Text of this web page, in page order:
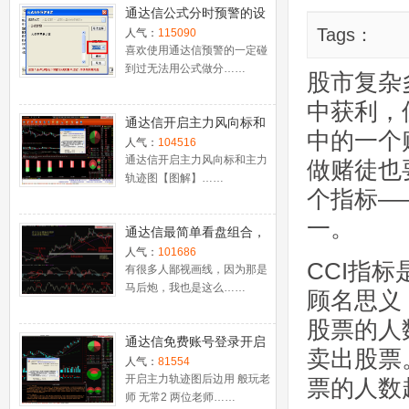
通达信公式分时预警的设
置
人气： 115090
喜欢使用通达信预警的一定碰
到过无法用公式做分……
通达信开启主力风向标和
主力轨迹图【图解】
人气： 104516
通达信开启主力风向标和主力
轨迹图【图解】……
通达信最简单看盘组合，
抓强势股双头的超短线盈
利－－之五（均线战法找
心脏）
人气： 101686
有很多人鄙视画线，因为那是
马后炮，我也是这么……
通达信免费账号登录开启
十档框和调用主力监控教
程
人气： 81554
开启主力轨迹图后边用 般玩老
师 无常2 两位老师……
Tags：
股市复
中获利
中的一
做赌徒也
个指标
一。
CCI指标
顾名思义
股票的
卖出股票
票的人